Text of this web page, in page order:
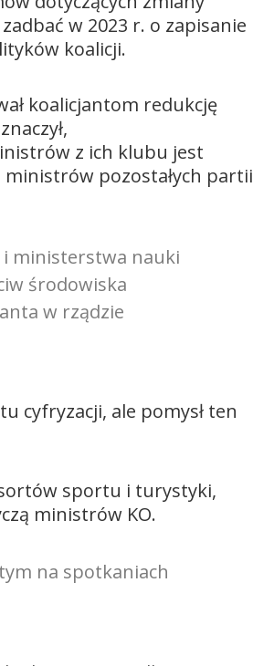
w 2023 r. o zapisanie
koalicji.
koalicjantom redukcję
z ich klubu jest
ministrów pozostałych partii
i ministerstwa nauki
środowiska
w rządzie
cyfryzacji, ale pomysł ten
sportu i turystyki,
ministrów KO.
na spotkaniach